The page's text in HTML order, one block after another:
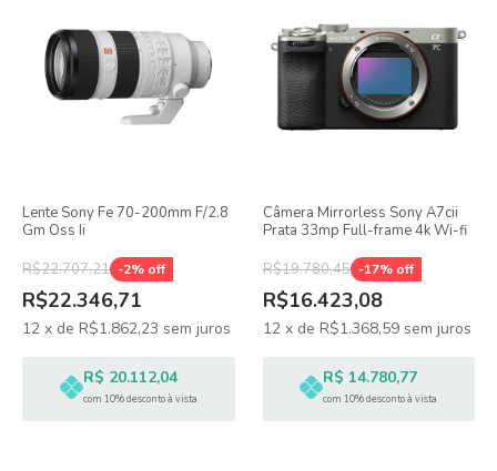
Lente Sony Fe 70-200mm F/2.8
Gm Oss Ii
R$22.707,21 -2% off
R$22.346,71
12 x de R$1.862,23 sem juros
R$ 20.112,04
com 10% desconto à vista
Câmera Mirrorless Sony A7cii
Prata 33mp Full-frame 4k Wi-fi
R$19.780,45 -17% off
R$16.423,08
12 x de R$1.368,59 sem juros
R$ 14.780,77
com 10% desconto à vista